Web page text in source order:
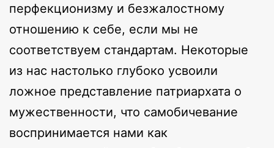
перфекционизму и безжалостному
отношению к себе, если мы не
соответствуем стандартам. Некоторые
из нас настолько глубоко усвоили
ложное представление патриархата о
мужественности, что самобичевание
воспринимается нами как